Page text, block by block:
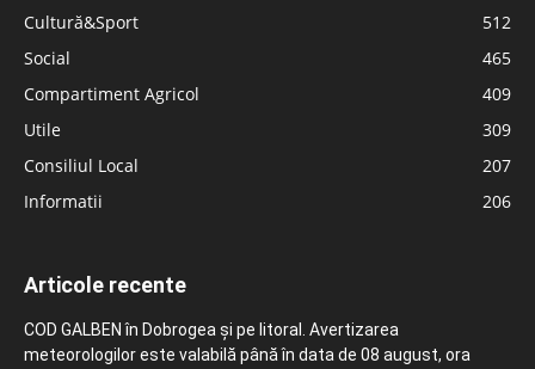
Cultură&Sport
512
Social
465
Compartiment Agricol
409
Utile
309
Consiliul Local
207
Informatii
206
Articole recente
COD GALBEN în Dobrogea și pe litoral. Avertizarea
meteorologilor este valabilă până în data de 08 august, ora